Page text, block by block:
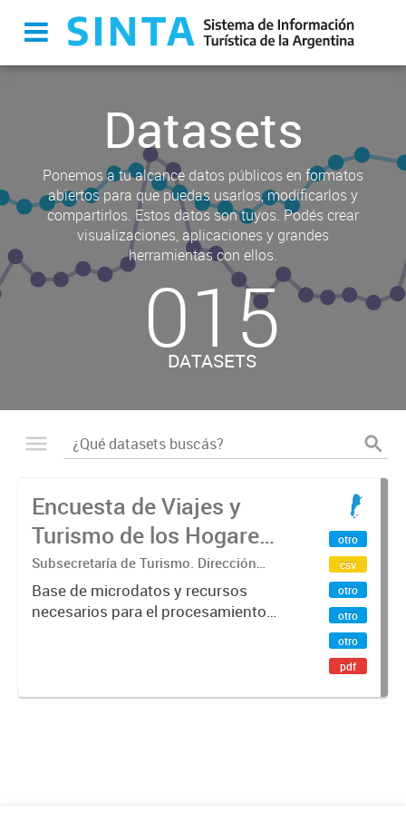
Datasets
Ponemos a tu alcance datos públicos en formatos
abiertos para que puedas usarlos, modificarlos y
compartirlos. Estos datos son tuyos. Podés crear
visualizaciones, aplicaciones y grandes
herramientas con ellos.
015
DATASETS
Encuesta de Viajes y
Turismo de los Hogares
(EVyTH) - Microdatos
Subsecretaría de Turismo. Dirección
Nacional de Mercados y Estadística
Base de microdatos y recursos
necesarios para el procesamiento
otro
csv
otro
otro
otro
pdf